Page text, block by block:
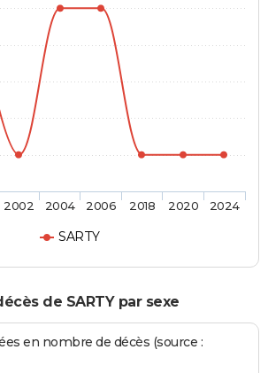
SARTY
2002 2004 2006 2018 2020 2024
de SARTY par sexe
en nombre de décès (source :